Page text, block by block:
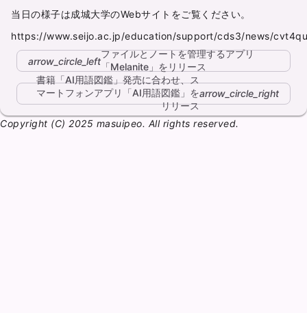
当日の様子は成城大学のWebサイトをご覧ください。
https://www.seijo.ac.jp/education/support/cds3/news/
arrow_circle_left
ファイルとノートを管理するアプリ
「Melanite」をリリース
書籍「AI用語図鑑」発売に合わせ、ス
マートフォンアプリ「AI用語図鑑」を
リリース
arrow_circle_right
Copyright (C) 2025 masuipeo. All rights reserved.